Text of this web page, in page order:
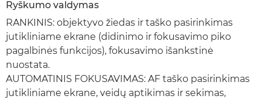
Ryškumo valdymas
RANKINIS: objektyvo žiedas ir taško pasirinkimas
jutikliniame ekrane (didinimo ir fokusavimo piko
pagalbinės funkcijos), fokusavimo išankstinė
nuostata.
AUTOMATINIS FOKUSAVIMAS: AF taško pasirinkimas
jutikliniame ekrane, veidų aptikimas ir sekimas,